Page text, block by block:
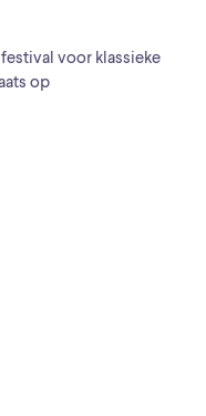
voor klassieke
op